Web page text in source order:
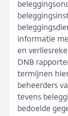
informatie
en
DNB
termijnen
beheerders
tevens
bedoelde